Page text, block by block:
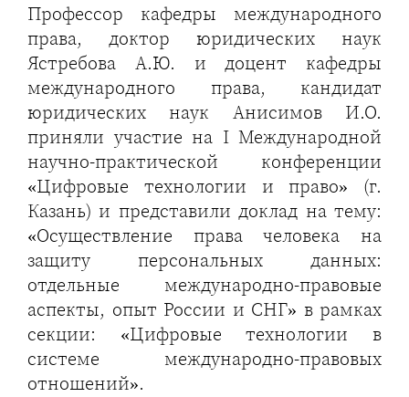
Профессор кафедры международного
права, доктор юридических наук
Ястребова А.Ю. и доцент кафедры
международного права, кандидат
юридических наук Анисимов И.О.
приняли участие на I Международной
научно-практической конференции
«Цифровые технологии и право» (г.
Казань) и представили доклад на тему:
«Осуществление права человека на
защиту персональных данных:
отдельные международно-правовые
аспекты, опыт России и СНГ» в рамках
секции: «Цифровые технологии в
системе международно-правовых
отношений».